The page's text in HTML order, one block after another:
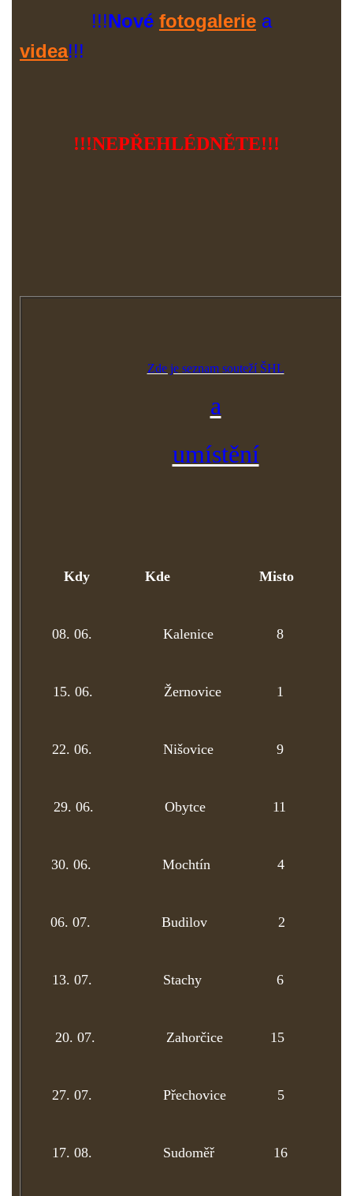
!!!Nové fotogalerie a
videa!!!
!!!NEPŘEHLÉDNĚTE!!!
Zde je seznam souteží ŠHL
a
umístění
Kdy Kde Misto
08. 06. Kalenice 8
15. 06. Žernovice 1
22. 06. Nišovice 9
29. 06. Obytce 11
30. 06. Mochtín 4
06. 07. Budilov 2
13. 07. Stachy 6
20. 07. Zahorčice 15
27. 07. Přechovice 5
17. 08. Sudoměř 16